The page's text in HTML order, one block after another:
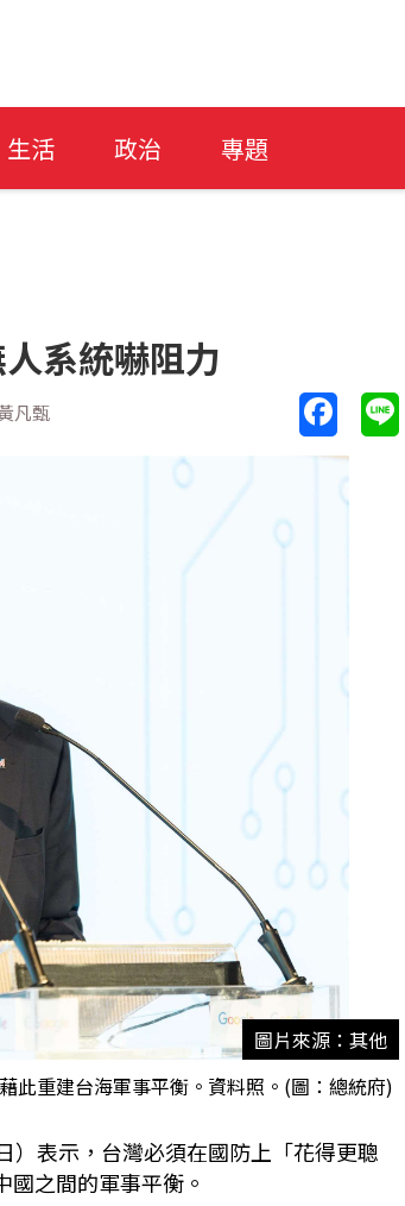
生活 政治 專題
系統嚇阻力
凡甄
圖片來源：其他
此重建台海軍事平衡。資料照。(圖：總統府)
）表示，台灣必須在國防上「花得更聰
之間的軍事平衡。